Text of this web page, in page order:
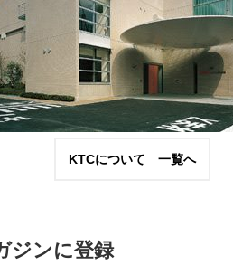
KTCについて 一覧へ
ジンに登録